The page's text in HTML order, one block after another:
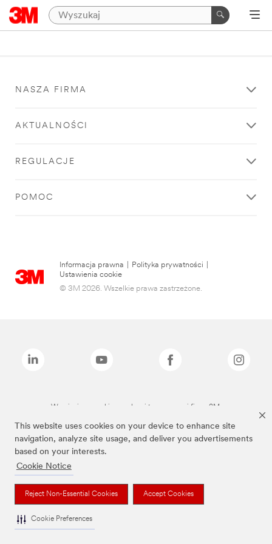
This website uses cookies on your device to enhance site
navigation, analyze site usage, and deliver you advertisements
based on your interests.
Cookie Notice
Reject Non-Essential Cookies Accept Cookies
Cookie Preferences
NASZA FIRMA
AKTUALNOŚCI
REGULACJE
POMOC
Informacja prawna Polityka prywatności
Ustawienia cookie
© 3M 2026. Wszelkie prawa zastrzeżone.
Wymienione marki są znakami towarowymi firmy 3M.